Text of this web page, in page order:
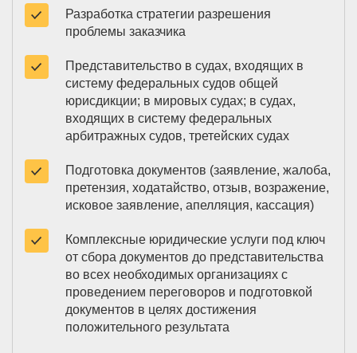
Разработка стратегии разрешения
проблемы заказчика
Представительство в судах, входящих в
систему федеральных судов общей
юрисдикции; в мировых судах; в судах,
входящих в систему федеральных
арбитражных судов, третейских судах
Подготовка документов (заявление, жалоба,
претензия, ходатайство, отзыв, возражение,
исковое заявление, апелляция, кассация)
Комплексные юридические услуги под ключ
от сбора документов до представительства
во всех необходимых организациях с
проведением переговоров и подготовкой
документов в целях достижения
положительного результата